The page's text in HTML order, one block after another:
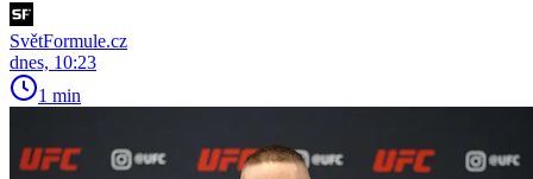
SvětFormule.cz
dnes, 10:23
1 min